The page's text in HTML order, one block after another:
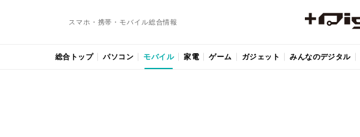
スマホ・携帯・モバイル総合情報
総合トップ パソコン モバイル 家電 ゲーム ガジェット みんなのデジタル